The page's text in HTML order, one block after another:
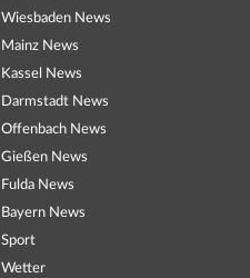
Wiesbaden News
Mainz News
Kassel News
Darmstadt News
Offenbach News
Gießen News
Fulda News
Bayern News
Sport
Wetter